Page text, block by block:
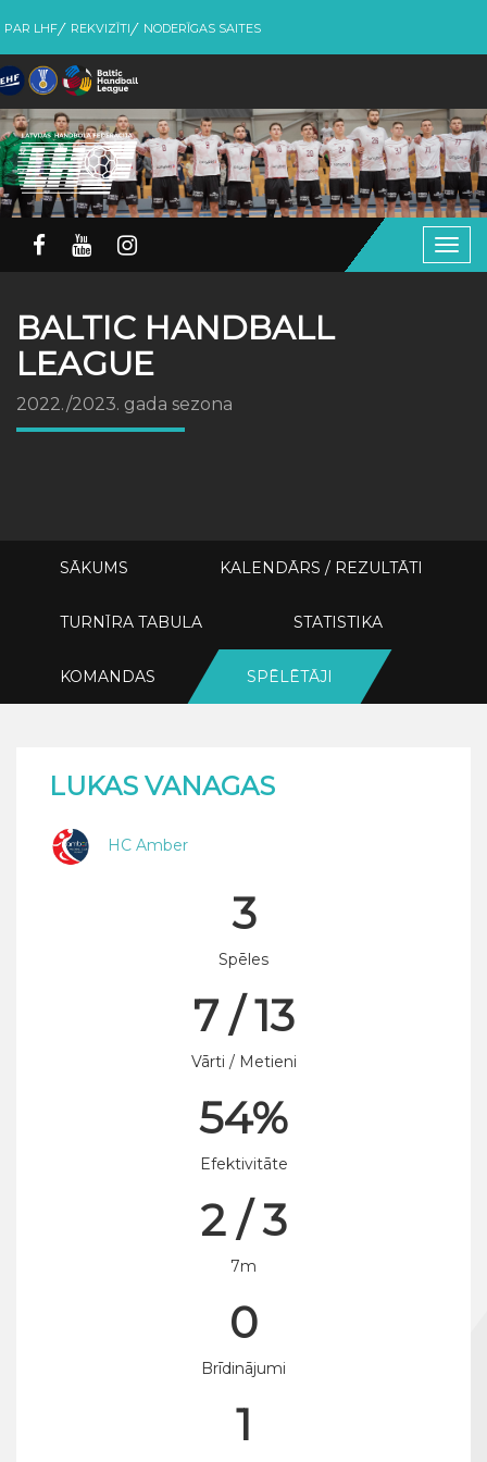
PAR LHF REKVIZĪTI NODERĪGAS SAITES
BALTIC HANDBALL
LEAGUE
2022./2023. gada sezona
SĀKUMS KALENDĀRS / REZULTĀTI
TURNĪRA TABULA STATISTIKA
KOMANDAS SPĒLĒTĀJI
LUKAS VANAGAS
HC Amber
3
Spēles
7 / 13
Vārti / Metieni
54%
Efektivitāte
2 / 3
7m
0
Brīdinājumi
1